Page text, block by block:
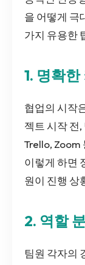
을 어떻게 극
가지 유용한
1. 명확
협업의 시작
젝트 시작 전
Trello, Zoom
이렇게 하면
원이 진행 상
2. 역할
팀원 각자의